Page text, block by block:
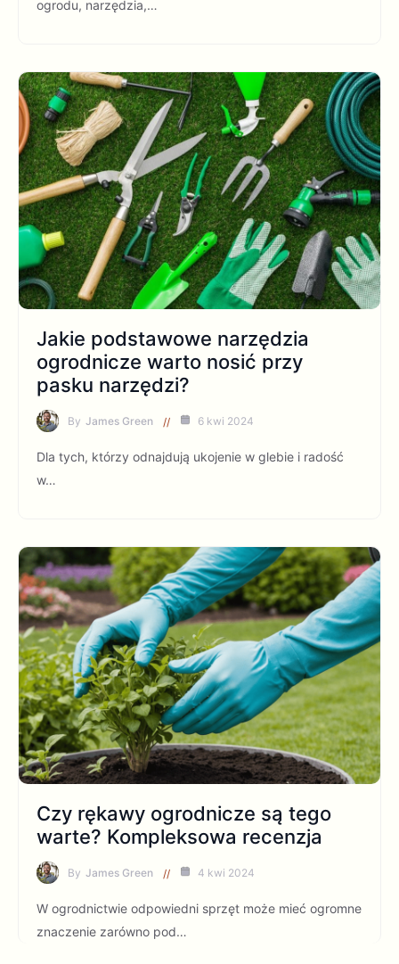
ogrodu, narzędzia,…
Jakie podstawowe narzędzia
ogrodnicze warto nosić przy
pasku narzędzi?
By James Green 6 kwi 2024
Dla tych, którzy odnajdują ukojenie w glebie i radość
w…
Czy rękawy ogrodnicze są tego
warte? Kompleksowa recenzja
By James Green 4 kwi 2024
W ogrodnictwie odpowiedni sprzęt może mieć ogromne
znaczenie zarówno pod…